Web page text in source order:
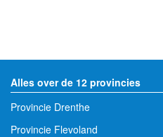
Alles over de 12 provincies
Provincie Drenthe
Provincie Flevoland